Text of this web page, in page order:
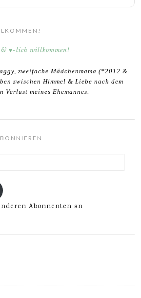
zweifache Mädchenmama (*2012 &
zwischen Himmel & Liebe nach dem
Verlust meines Ehemannes.
Abonnenten an